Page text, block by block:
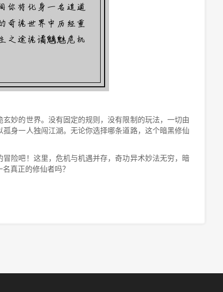
妙的世界。没有固定的规则，没有限制的玩法，一切由
身一人独闯江湖。无论你选择哪条道路，这个暗黑修仙
险吧！这里，危机与机遇并存，奇功异术妙法无穷，暗
真正的修仙者吗？